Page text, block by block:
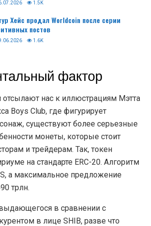
1.5K
Хейс продал Worldcoin после серии
постов
1.6K
фактор
отсылают нас к иллюстрациям Мэтта
Boys Club, где фигурирует
существуют более серьезные
монеты, которые стоит
и трейдерам. Так, токен
на стандарте ERC-20. Алгоритм
а максимальное предложение
трлн.
в сравнении с
в лице SHIB, разве что